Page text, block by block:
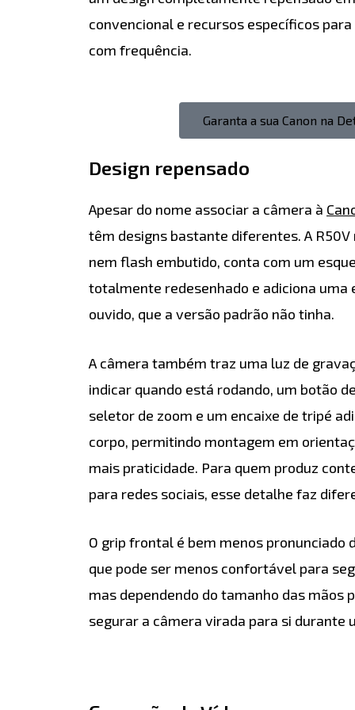
convencional e recursos específicos
com frequência.
Garanta a sua Canon na
Design repensado
Apesar do nome associar a câmera à
têm designs bastante diferentes. A
nem flash embutido, conta com um
totalmente redesenhado e adiciona uma
ouvido, que a versão padrão não tinha.
A câmera também traz uma luz de
indicar quando está rodando, um botão
seletor de zoom e um encaixe de tripé
corpo, permitindo montagem em
mais praticidade. Para quem produz
para redes sociais, esse detalhe faz
O grip frontal é bem menos pronunciado
que pode ser menos confortável para
mas dependendo do tamanho das mãos
segurar a câmera virada para si durante